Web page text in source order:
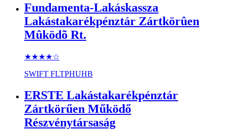
Fundamenta-Lakáskassza
Lakástakarékpénztár Zártkörûen
Mûködõ Rt.
★★★★☆
SWIFT FLTPHUHB
ERSTE Lakástakarékpénztár
Zártkörűen Működő
Részvénytársaság